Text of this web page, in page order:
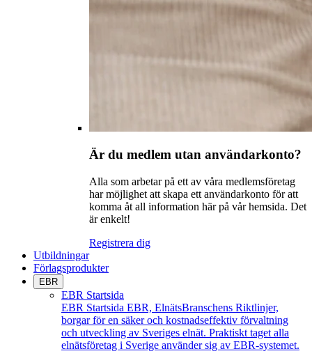
Är du medlem utan användarkonto?
Alla som arbetar på ett av våra medlemsföretag
har möjlighet att skapa ett användarkonto för att
komma åt all information här på vår hemsida. Det
är enkelt!
Registrera dig
Utbildningar
Förlagsprodukter
EBR
EBR Startsida
EBR Startsida EBR, ElnätsBranschens Riktlinjer,
borgar för en säker och kostnadseffektiv förvaltning
och utveckling av Sveriges elnät. Praktiskt taget alla
elnätsföretag i Sverige använder sig av EBR-systemet.